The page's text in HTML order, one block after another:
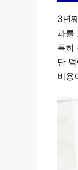
3년
과를
특히
단
비용